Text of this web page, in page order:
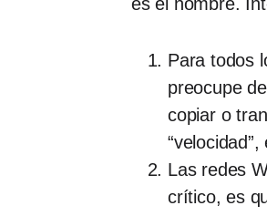
Para todos
preocupe
copiar o
Las redes
crítico, es